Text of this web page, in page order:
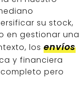
su stock,
en gestionar una
los envíos
y financiera
pero